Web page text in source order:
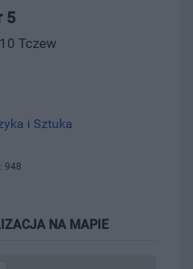
5
Tczew
i Sztuka
948
NA MAPIE